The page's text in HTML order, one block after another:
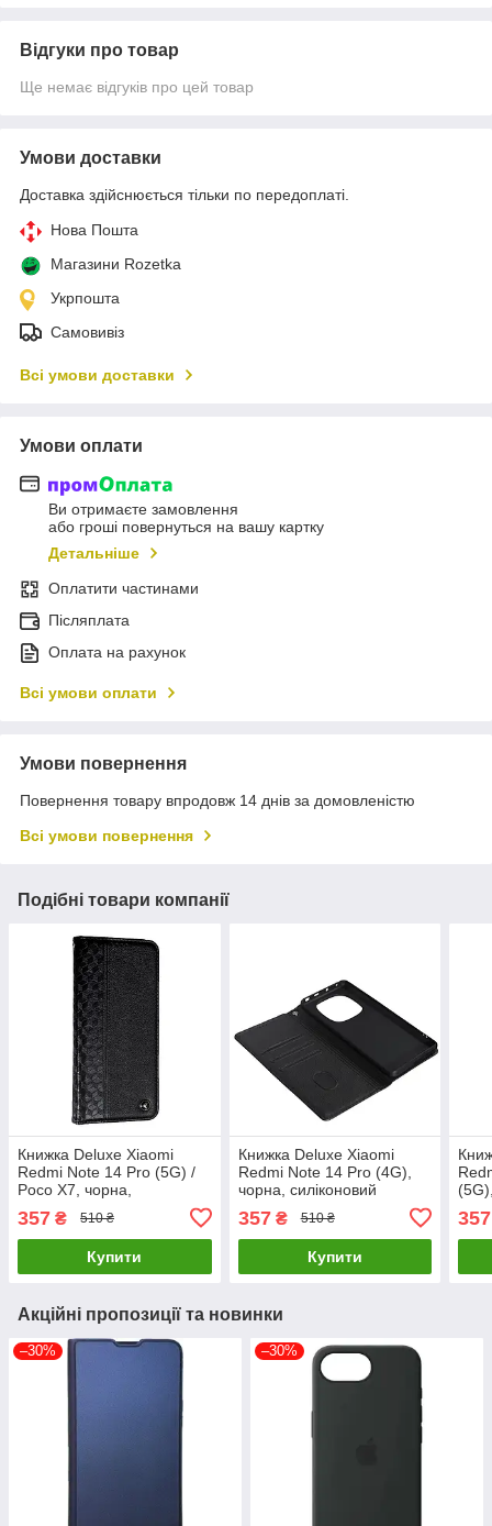
Відгуки про товар
Ще немає відгуків про цей товар
Умови доставки
Доставка здійснюється тільки по передоплаті.
Нова Пошта
Магазини Rozetka
Укрпошта
Самовивіз
Всі умови доставки
Умови оплати
Ви отримаєте замовлення
або гроші повернуться на вашу картку
Детальніше
Оплатити частинами
Післяплата
Оплата на рахунок
Всі умови оплати
Умови повернення
Повернення товару впродовж 14 днів за домовленістю
Всі умови повернення
Подібні товари компанії
Книжка Deluxe Xiaomi
Redmi Note 14 Pro (5G) /
Poco X7, чорна,
магнітна кришка
357 ₴ 510 ₴
Купити
Книжка Deluxe Xiaomi
Redmi Note 14 Pro (4G),
чорна, силіконовий
бампер, магнітна кришка
357₴ 510 ₴
Купити
357
Акційні пропозиції та новинки
–30% –30%